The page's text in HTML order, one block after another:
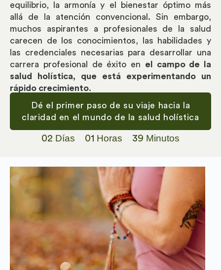
equilibrio, la armonía y el bienestar óptimo más
allá de la atención convencional. Sin embargo,
muchos aspirantes a profesionales de la salud
carecen de los conocimientos, las habilidades y
las credenciales necesarias para desarrollar una
carrera profesional de éxito en el campo de la
salud holística, que está experimentando un
rápido crecimiento.
Dé el primer paso de su viaje hacia la
claridad en el mundo de la salud holística
02 Días 01 Horas 39 Minutos